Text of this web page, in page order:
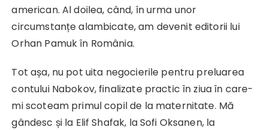
american. Al doilea, când, în urma unor
circumstanțe alambicate, am devenit editorii lui
Orhan Pamuk în România.
Tot așa, nu pot uita negocierile pentru preluarea
contului Nabokov, finalizate practic în ziua în care-
mi scoteam primul copil de la maternitate. Mă
gândesc și la Elif Shafak, la Sofi Oksanen, la